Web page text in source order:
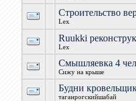
Строительство
Lex
Ruukki
Lex
Смышляевка 4
Сижу на крыше
Будни
таганрогскийшабай